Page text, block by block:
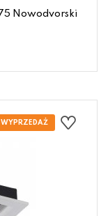
Nowodvorski